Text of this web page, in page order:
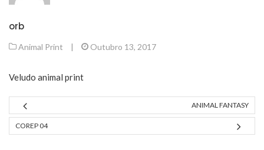
orb
Animal Print | Outubro 13, 2017
Veludo animal print
ANIMAL FANTASY
COREP 04